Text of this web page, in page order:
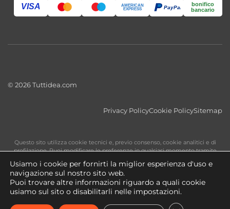
VISA AMERICAN
EXPRESS PayPal
bonifico
bancario
© 2026 Tuttidea.com
Privacy PolicyCookie PolicySitemap
Questo sito utilizza cookie tecnici e, previo consenso, cookie analitici e di
profilazione. Puoi modificare le preferenze in qualsiasi momento tramite
Copyright 2026 ©tuttidea.com- P.IVA 02466470560 -
Usiamo i cookie per fornirti la miglior esperienza d'uso e
navigazione sul nostro sito web.
Puoi trovare altre informazioni riguardo a quali cookie
usiamo sul sito o disabilitarli nelle impostazioni.